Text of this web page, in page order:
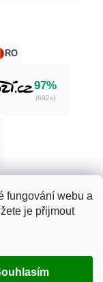
fungování webu a
je přijmout
RO
97%
(692x)
. Všechna práva
cookies